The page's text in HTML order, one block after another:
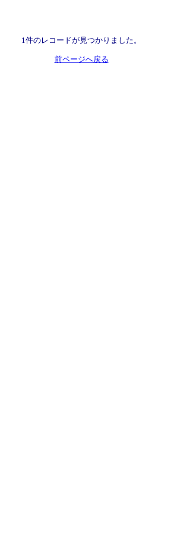
1件のレコードが見つかりました。
前ページへ戻る